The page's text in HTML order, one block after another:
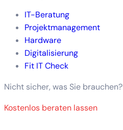
IT-Beratung
Projektmanagement
Hardware
Digitalisierung
Fit IT Check
Nicht sicher, was Sie brauchen?
Kostenlos beraten lassen